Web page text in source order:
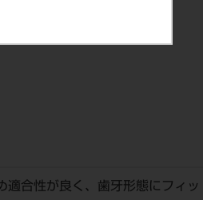
マトリックスバンドです。
適合性が良く、歯牙形態にフィ